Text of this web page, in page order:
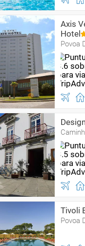
Axis
Hotel
Povoa
Tivoli
Povoa